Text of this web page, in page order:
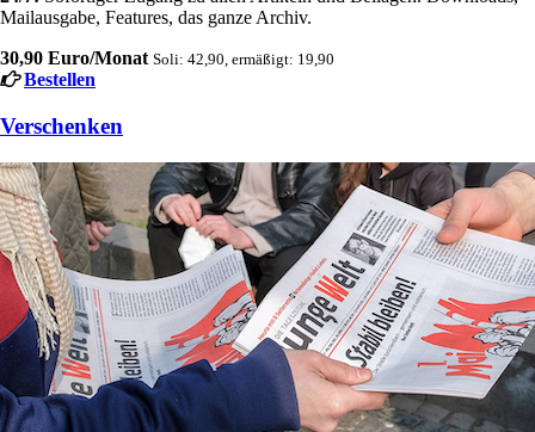
Mailausgabe, Features, das ganze Archiv.
30,90 Euro/Monat Soli: 42,90, ermäßigt: 19,90
Bestellen
Verschenken